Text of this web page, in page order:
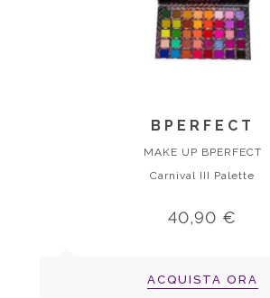
BPERFECT
MAKE UP BPERFECT
Carnival III Palette
40,90 €
ACQUISTA ORA